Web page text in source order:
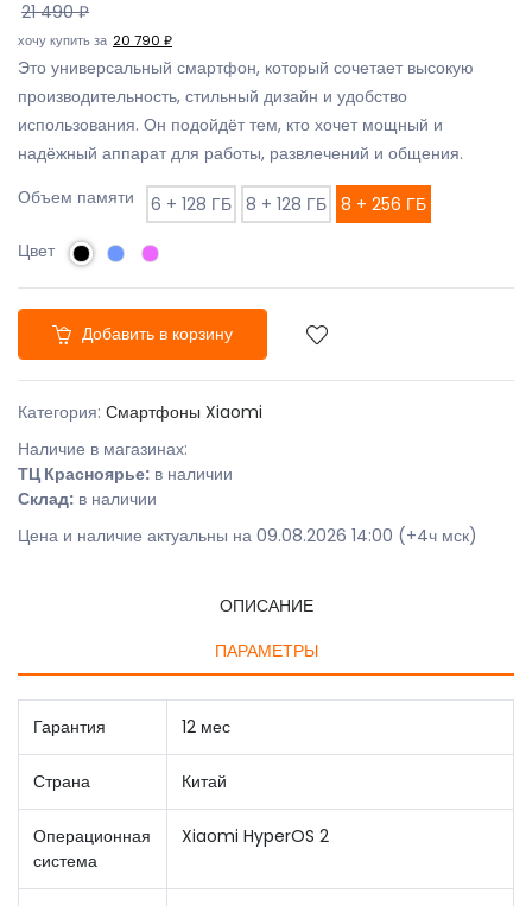
21 490 ₽
хочу купить за 20 790 ₽
Это универсальный смартфон, который сочетает высокую
производительность, стильный дизайн и удобство
использования. Он подойдёт тем, кто хочет мощный и
надёжный аппарат для работы, развлечений и общения.
Объем памяти
6 + 128 ГБ 8 + 128 ГБ 8 + 256 ГБ
Цвет
Добавить в корзину
Категория: Смартфоны Xiaomi
Наличие в магазинах:
ТЦ Красноярье: в наличии
Склад: в наличии
Цена и наличие актуальны на 09.08.2026 14:00 (+4ч мск)
ОПИСАНИЕ
ПАРАМЕТРЫ
Гарантия 12 мес
Страна Китай
Операционная
система
Xiaomi HyperOS 2